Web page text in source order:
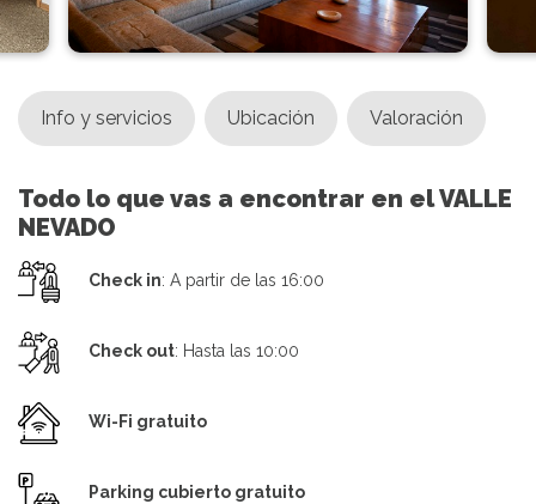
Info y servicios Ubicación Valoración
Todo lo que vas a encontrar en el VALLE
NEVADO
Check in: A partir de las 16:00
Check out: Hasta las 10:00
Wi-Fi gratuito
Parking cubierto gratuito